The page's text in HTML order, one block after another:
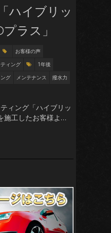
ハイブリッ
ラス」
お客様の声
ィング
1年後
グ メンテナンス
撥水力
ィング「ハイブリッ
施工したお客様よ…